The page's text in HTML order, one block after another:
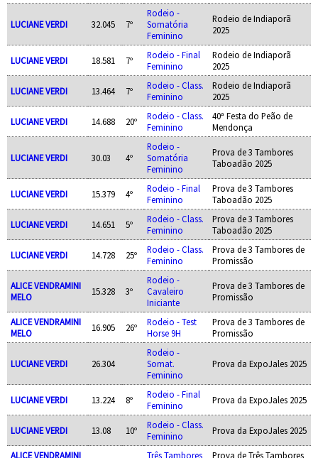
LUCIANE VERDI 32.045 7º
Rodeio -
Somatória
Feminino
Rodeio de Indiaporã
2025
LUCIANE VERDI 18.581 7º
Rodeio - Final
Feminino
Rodeio de Indiaporã
2025
LUCIANE VERDI 13.464 7º
Rodeio - Class.
Feminino
Rodeio de Indiaporã
2025
LUCIANE VERDI 14.688 20º
Rodeio - Class.
Feminino
40ª Festa do Peão de
Mendonça
LUCIANE VERDI 30.03 4º
Rodeio -
Somatória
Feminino
Prova de 3 Tambores
Taboadão 2025
LUCIANE VERDI 15.379 4º
Rodeio - Final
Feminino
Prova de 3 Tambores
Taboadão 2025
LUCIANE VERDI 14.651 5º
Rodeio - Class.
Feminino
Prova de 3 Tambores
Taboadão 2025
LUCIANE VERDI 14.728 25º
Rodeio - Class.
Feminino
Prova de 3 Tambores de
Promissão
ALICE VENDRAMINI
MELO
15.328 3º
Rodeio -
Cavaleiro
Iniciante
Prova de 3 Tambores de
Promissão
ALICE VENDRAMINI
MELO
16.905 26º
Rodeio - Test
Horse 9H
Prova de 3 Tambores de
Promissão
LUCIANE VERDI 26.304
Rodeio -
Somat.
Feminino
Prova da ExpoJales 2025
LUCIANE VERDI 13.224 8º
Rodeio - Final
Feminino
Prova da ExpoJales 2025
LUCIANE VERDI 13.08 10º
Rodeio - Class.
Feminino
Prova da ExpoJales 2025
ALICE VENDRAMINI
Três Tambores
Prova de Três Tambores